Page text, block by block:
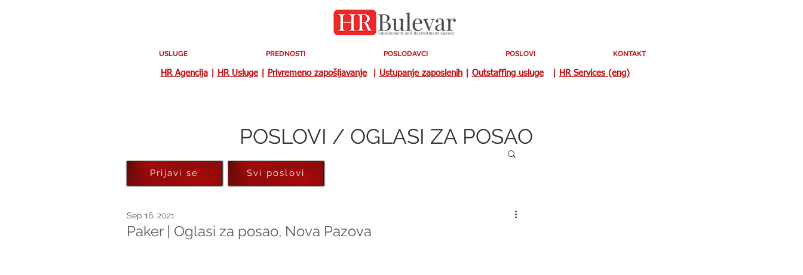
USLUGE PREDNOSTI POSLODAVCI POSLOVI KONTAKT
HR Agencija| HR Usluge| Privremeno zapošljavanje| Ustupanje zaposlenih| Outstaffing usluge| HR Services (eng)
POSLOVI / OGLASI ZA POSAO
Paker | Oglasi za posao, Nova Pazova
Sep 16, 2021
Prijavi se Svi poslovi